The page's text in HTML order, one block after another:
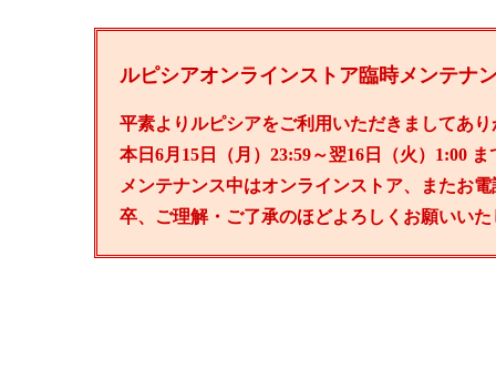
ルピシアオンラインストア臨時メンテナ
平素よりルピシアをご利用いただきましてあ
本日6月15日（月）23:59～翌16日（火）1:00
メンテナンス中はオンラインストア、またお
卒、ご理解・ご了承のほどよろしくお願いいた